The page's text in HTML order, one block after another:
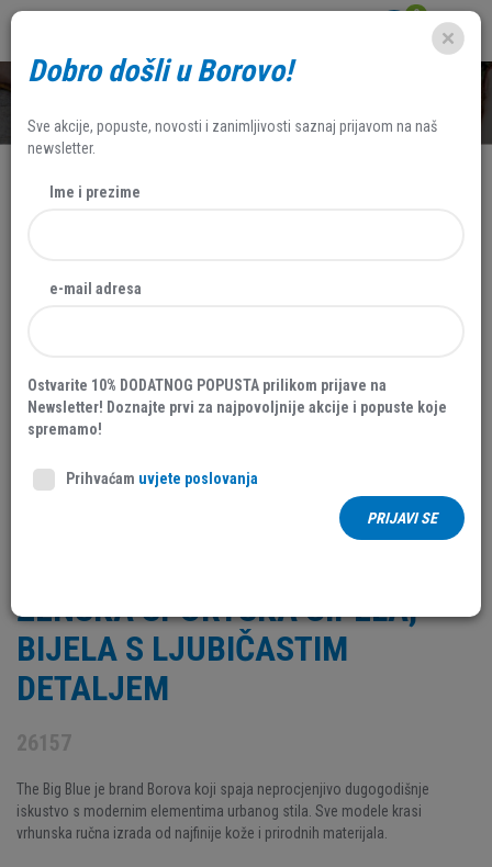
0
ŽENSKA SPORTSKA CIPELA,
BIJELA S LJUBIČASTIM
DETALJEM
26157
The Big Blue je brand Borova koji spaja neprocjenjivo dugogodišnje
iskustvo s modernim elementima urbanog stila. Sve modele krasi
vrhunska ručna izrada od najfinije kože i prirodnih materijala.
Dobro došli u Borovo!
Sve akcije, popuste, novosti i zanimljivosti saznaj prijavom na naš
newsletter.
Ime i prezime
e-mail adresa
Ostvarite 10% DODATNOG POPUSTA prilikom prijave na
Newsletter! Doznajte prvi za najpovoljnije akcije i popuste koje
spremamo!
Prihvaćam uvjete poslovanja
PRIJAVI SE